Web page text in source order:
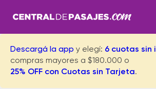
Descargá la app y elegí: 6 cuotas sin
compras mayores a $180.000 o
25% OFF con Cuotas sin Tarjeta.